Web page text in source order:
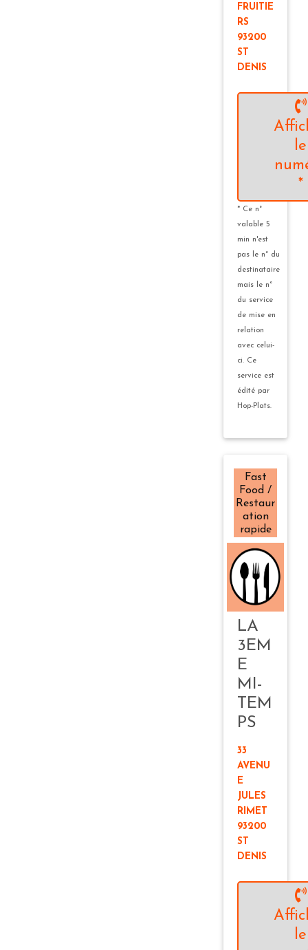
FRUITIE
RS
93200
ST
DENIS
le
*
* Ce n°
valable 5
min n'est
pas le n° du
destinataire
mais le n°
du service
de mise en
relation
avec celui-
ci. Ce
service est
édité par
Hop-Plats.
Fast
Food /
Restaur
ation
rapide
LA
3EM
E
MI-
TEM
PS
33
AVENU
E
JULES
RIMET
93200
ST
DENIS
le